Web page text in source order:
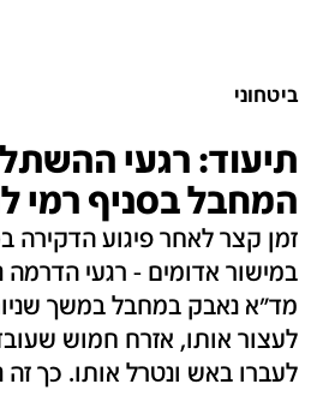
ביטחוני
תיעוד: רגעי
המחבל בסניף רמי
זמן קצר לאחר פיגוע הדקירה
במישור אדומים - רגעי
מד"א נאבק במחבל במשך
לעצור אותו, אזרח חמוש
לעברו באש ונטרל אותו. כך זה